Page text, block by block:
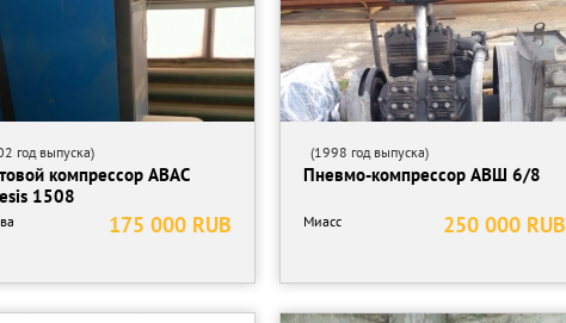
год выпуска)
компрессор ABAC
1508
175 000 RUB
(1998 год выпуска)
Пневмо-компрессор АВШ 6/8
250 000 RUB
Миасс